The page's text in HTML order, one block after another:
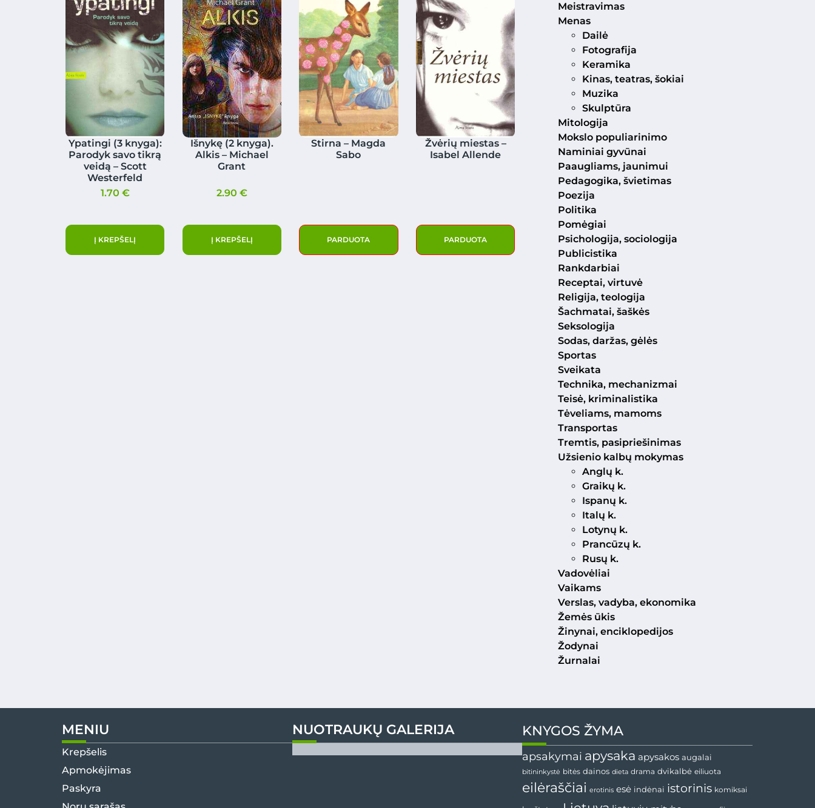
Ypatingi (3 knyga):
Parodyk savo tikrą
veidą – Scott
Westerfeld
1.70 €
Į KREPŠELĮ
Išnykę (2 knyga).
Alkis – Michael
Grant
2.90 €
Į KREPŠELĮ
Stirna – Magda
Sabo
PARDUOTA
Žvėrių miestas –
Isabel Allende
PARDUOTA
Meistravimas
Menas
Dailė
Fotografija
Keramika
Kinas, teatras, šokiai
Muzika
Skulptūra
Mitologija
Mokslo populiarinimo
Naminiai gyvūnai
Paaugliams, jaunimui
Pedagogika, švietimas
Poezija
Politika
Pomėgiai
Psichologija, sociologija
Publicistika
Rankdarbiai
Receptai, virtuvė
Religija, teologija
Šachmatai, šaškės
Seksologija
Sodas, daržas, gėlės
Sportas
Sveikata
Technika, mechanizmai
Teisė, kriminalistika
Tėveliams, mamoms
Transportas
Tremtis, pasipriešinimas
Užsienio kalbų mokymas
Anglų k.
Graikų k.
Ispanų k.
Italų k.
Lotynų k.
Prancūzų k.
Rusų k.
Vadovėliai
Vaikams
Verslas, vadyba, ekonomika
Žemės ūkis
Žinynai, enciklopedijos
Žodynai
Žurnalai
MENIU
Krepšelis
Apmokėjimas
Paskyra
NUOTRAUKŲ GALERIJA KNYGOS ŽYMA
apsakymai apysaka apysakos augalai
bitininkystė bitės dainos dieta drama dvikalbė eiliuota
eilėraščiai erotinis esė indėnai istorinis komiksai